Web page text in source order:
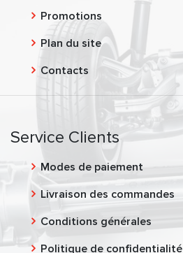
Promotions
Plan du site
Contacts
Service Clients
Modes de paiement
Livraison des commandes
Conditions générales
Politique de confidentialité